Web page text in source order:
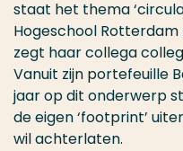
staat het thema
Hogeschool Rotterdam
zegt haar collega
Vanuit zijn portefeuille
jaar op dit onderwerp
de eigen ‘footprint’
wil achterlaten.